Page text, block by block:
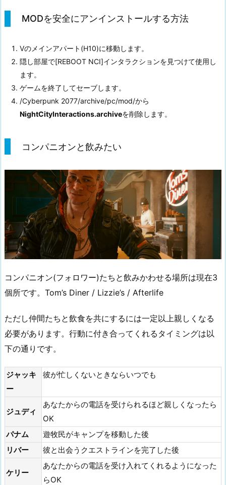
MODを安全にアンインストールする方法
Vのメインアパート(H10)に移動します。
隠し部屋で[REBOOT NCI]インタラクションを見つけて使用し
ます。
ゲームを終了してセーブします。
/Cyberpunk 2077/archive/pc/mod/から
NightCityInteractions.archiveを削除します。
コンパニオンと飲みたい
コンパニオン(フォロワー)たちと飲みかわせる場所は現在3
個所です。Tom’s Diner / Lizzie’s / Afterlife
ただし仲間たちと飲食を共にするには一定以上親しくなる
必要があります。行動に付き合ってくれるタイミングは以
下の通りです。
ジャッキ
ー
彼が忙しくないときならいつでも
ジュディ
あなたからの電話を受けられるほど親しくなったら
OK
パナム
遊牧民がキャンプを移動した後
リバー
彼と出会うクエストラインを完了した後
ケリー
あなたからの電話を受け入れてくれるようになった
らOK